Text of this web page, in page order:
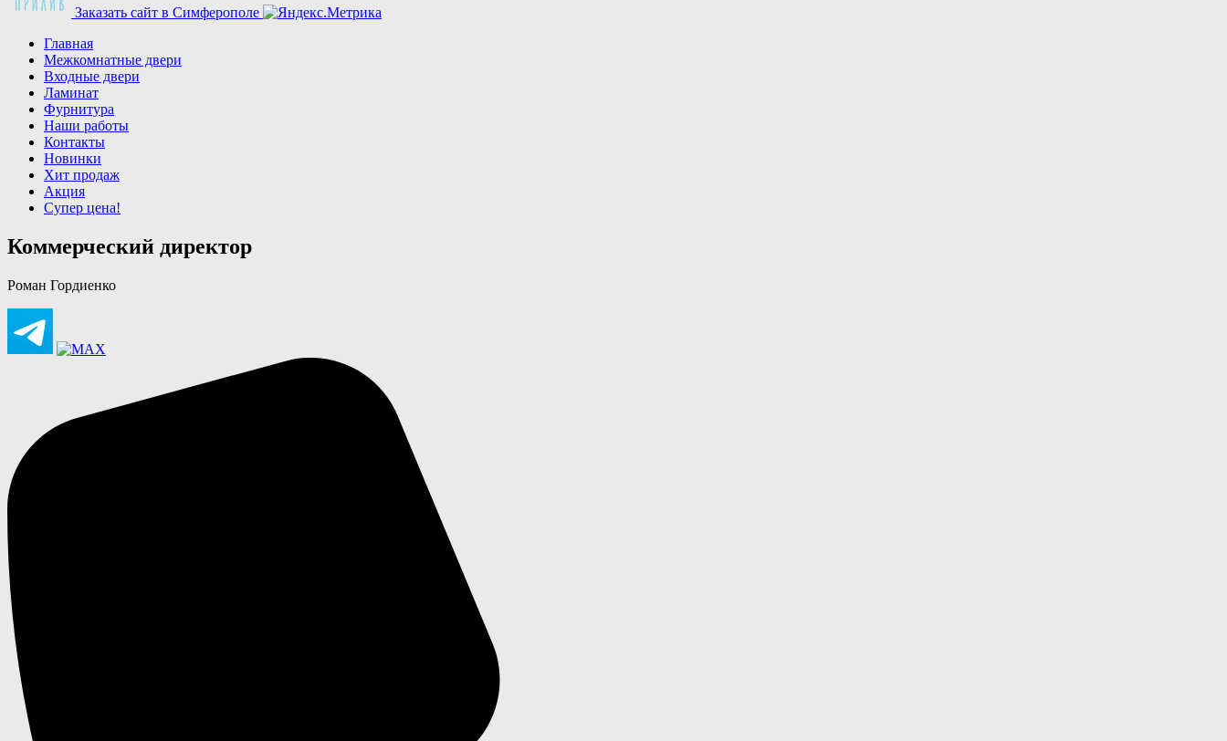
Заказать сайт в Симферополe
Главная
Межкомнатные двери
Входные двери
Ламинат
Фурнитура
Наши работы
Контакты
Новинки
Хит продаж
Акция
Супер цена!
Коммерческий директор
Роман Гордиенко